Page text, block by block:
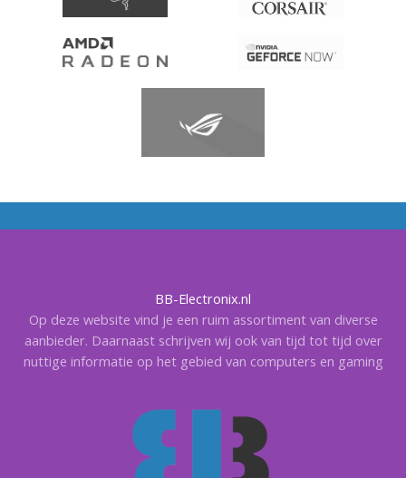
BB-Electronix.nl
Op deze website vind je een ruim assortiment van diverse
aanbieder. Daarnaast schrijven wij ook van tijd tot tijd over
nuttige informatie op het gebied van computers en gaming